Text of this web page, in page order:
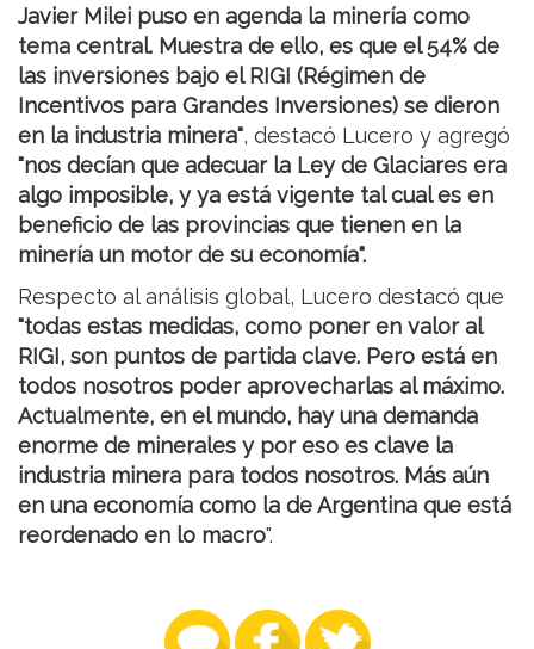
Javier Milei puso en agenda la minería como
tema central. Muestra de ello, es que el 54% de
las inversiones bajo el RIGI (Régimen de
Incentivos para Grandes Inversiones) se dieron
en la industria minera", destacó Lucero y agregó
"nos decían que adecuar la Ley de Glaciares era
algo imposible, y ya está vigente tal cual es en
beneficio de las provincias que tienen en la
minería un motor de su economía".
Respecto al análisis global, Lucero destacó que
"todas estas medidas, como poner en valor al
RIGI, son puntos de partida clave. Pero está en
todos nosotros poder aprovecharlas al máximo.
Actualmente, en el mundo, hay una demanda
enorme de minerales y por eso es clave la
industria minera para todos nosotros. Más aún
en una economía como la de Argentina que está
reordenado en lo macro".